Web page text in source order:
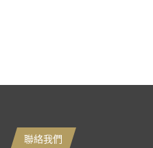
聯絡我們